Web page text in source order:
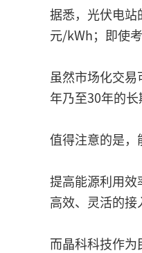
据悉，光伏电站
元/kWh；即使
虽然市场化交
年乃至30年的
值得注意的是，
提高能源利用
高效、灵活的
而晶科科技作为